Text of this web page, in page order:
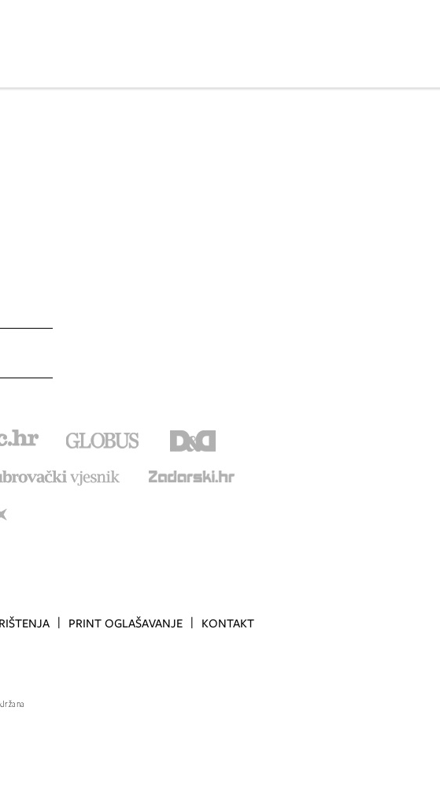
PRINT OGLAŠAVANJE KONTAKT